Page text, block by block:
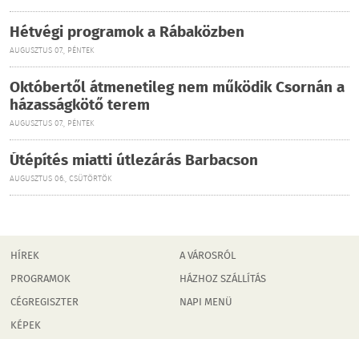
Hétvégi programok a Rábaközben
AUGUSZTUS 07., PÉNTEK
Októbertől átmenetileg nem működik Csornán a
házasságkötő terem
AUGUSZTUS 07., PÉNTEK
Útépítés miatti útlezárás Barbacson
AUGUSZTUS 06., CSÜTÖRTÖK
HÍREK
PROGRAMOK
CÉGREGISZTER
KÉPEK
A VÁROSRÓL
HÁZHOZ SZÁLLÍTÁS
NAPI MENÜ